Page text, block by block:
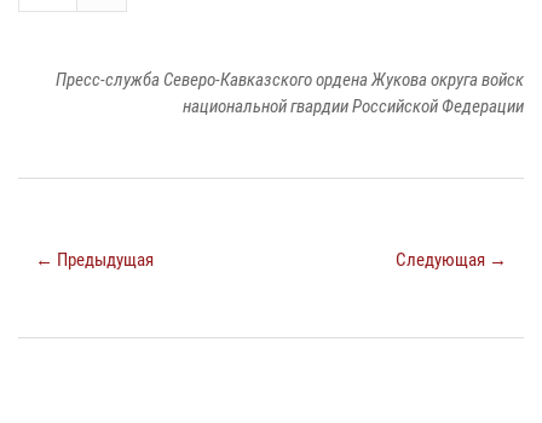
Пресс-служба Северо-Кавказского ордена Жукова округа войск
национальной гвардии Российской Федерации
← Предыдущая Следующая →